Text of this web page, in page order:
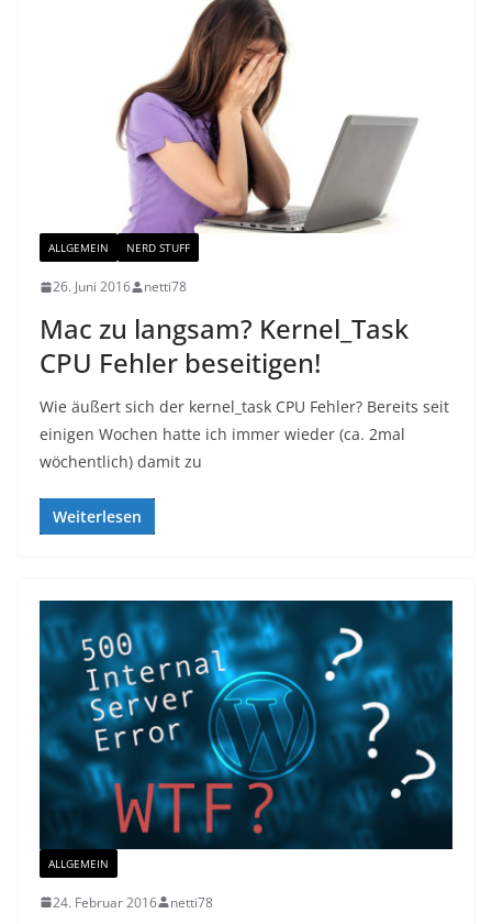
ALLGEMEIN NERD STUFF
26. Juni 2016 netti78
Mac zu langsam? Kernel_Task
CPU Fehler beseitigen!
Wie äußert sich der kernel_task CPU Fehler? Bereits seit
einigen Wochen hatte ich immer wieder (ca. 2mal
wöchentlich) damit zu
Weiterlesen
ALLGEMEIN
24. Februar 2016 netti78